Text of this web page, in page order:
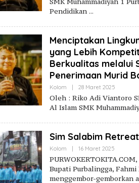
Pendidikan
Menciptakan
yang Lebih
Berkualitas melalui
Penerimaan Murid
Kolom 28 Maret 2025Oleh
Kita
Oleh : Riko Adi Viantoro
Al Islam SMK
Sim Salabim
Kolom 16 Maret 2025Oleh
Kita
Bupati Purbalingga, Fahmi
menggembor-gemborkan